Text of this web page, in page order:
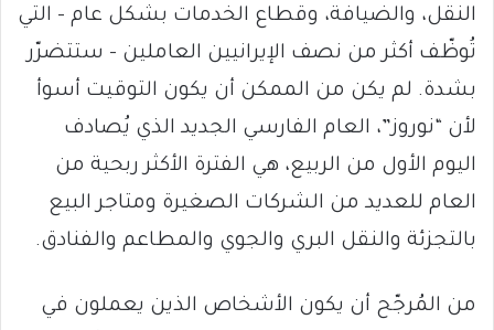
النقل، والضيافة، وقطاع الخدمات بشكل عام – التي
تُوظّف أكثر من نصف الإيرانيين العاملين – ستتضرّر
بشدة. لم يكن من الممكن أن يكون التوقيت أسوأ
لأن “نوروز”، العام الفارسي الجديد الذي يُصادف
اليوم الأول من الربيع، هي الفترة الأكثر ربحية من
العام للعديد من الشركات الصغيرة ومتاجر البيع
بالتجزئة والنقل البري والجوي والمطاعم والفنادق.
من المُرجّح أن يكون الأشخاص الذين يعملون في